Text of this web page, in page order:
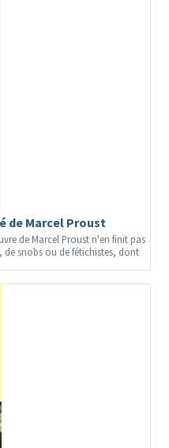
de Marcel Proust
de Marcel Proust n'en finit pas
de snobs ou de fétichistes, dont